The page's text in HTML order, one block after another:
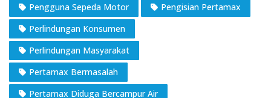
Pengguna Sepeda Motor
Pengisian Pertamax
Perlindungan Konsumen
Perlindungan Masyarakat
Pertamax Bermasalah
Pertamax Diduga Bercampur Air